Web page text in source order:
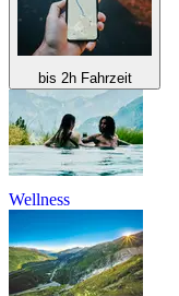
bis 2h Fahrzeit
Wellness